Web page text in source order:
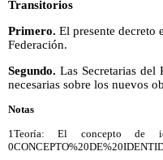
Transitorios
Primero.El presente
Federación.
Segundo. Las Secretarias del
necesarias sobre los nuevos
Notas
1Teoría: El concepto de